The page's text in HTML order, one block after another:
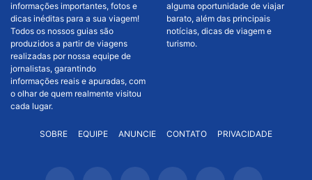
informações importantes, fotos e
dicas inéditas para a sua viagem!
Todos os nossos guias são
produzidos a partir de viagens
realizadas por nossa equipe de
jornalistas, garantindo
informações reais e apuradas, com
o olhar de quem realmente visitou
cada lugar.
alguma oportunidade de viajar
barato, além das principais
notícias, dicas de viagem e
turismo.
SOBRE EQUIPE ANUNCIE CONTATO PRIVACIDADE